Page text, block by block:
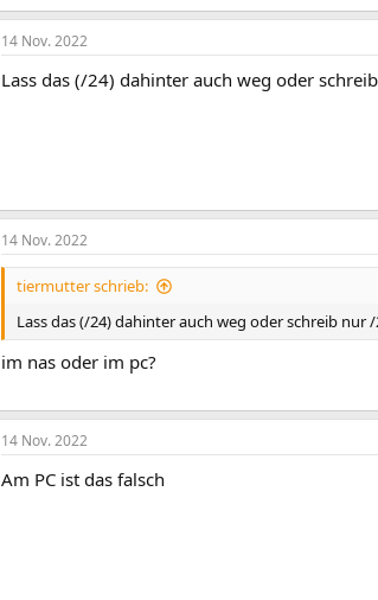
14 Nov. 2022
Lass das (/24) dahinter auch weg oder
14 Nov. 2022
tiermutter schrieb:
Lass das (/24) dahinter auch weg oder schreib nur /
im nas oder im pc?
14 Nov. 2022
Am PC ist das falsch